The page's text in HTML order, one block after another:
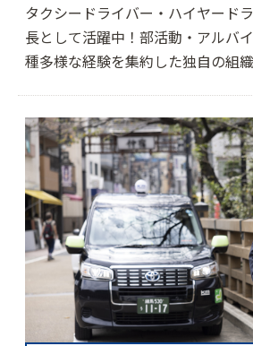
タクシードライバー・ハイヤード
長として活躍中！部活動・アルバ
種多様な経験を集約した独自の組織